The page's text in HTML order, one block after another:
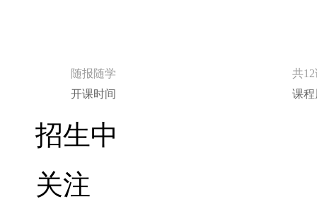
随报随学
共
开课时间
课
招生中
关注